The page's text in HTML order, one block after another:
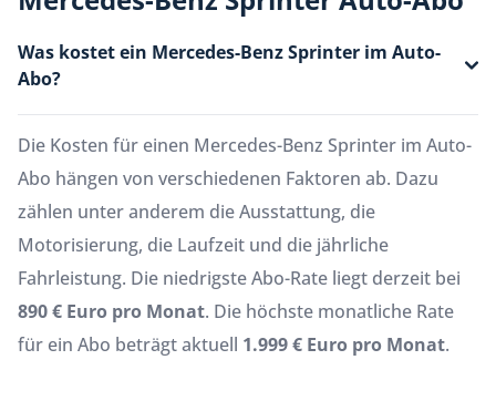
Was kostet ein Mercedes-Benz Sprinter im Auto-
Abo?
Die Kosten für einen Mercedes-Benz Sprinter im Auto-
Abo hängen von verschiedenen Faktoren ab. Dazu
zählen unter anderem die Ausstattung, die
Motorisierung, die Laufzeit und die jährliche
Fahrleistung. Die niedrigste Abo-Rate liegt derzeit bei
890 € Euro pro Monat. Die höchste monatliche Rate
für ein Abo beträgt aktuell 1.999 € Euro pro Monat.